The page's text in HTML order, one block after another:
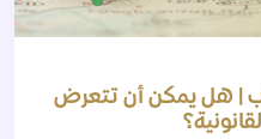
| هل يمكن أن تتعرض